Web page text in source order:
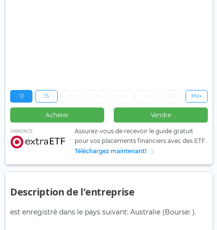
1J 1S Max
Acheter Vendre
ANNONCE
Assurez-vous de recevoir le guide gratuit
pour vos placements financiers avec des ETF.
Téléchargez maintenant!
Description de l'entreprise
est enregistré dans le pays suivant: Australie (Bourse: ).